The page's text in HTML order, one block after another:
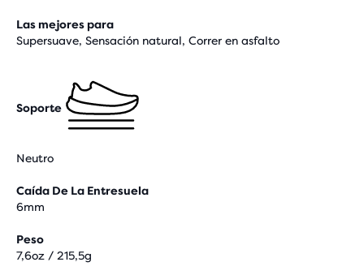
Las mejores para
Supersuave, Sensación natural, Correr en asfalto
Soporte
Neutro
Caída De La Entresuela
6mm
Peso
7,6oz / 215,5g